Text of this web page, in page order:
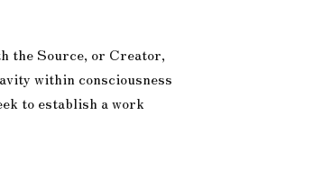
the Source, or Creator,
within consciousness
to establish a work